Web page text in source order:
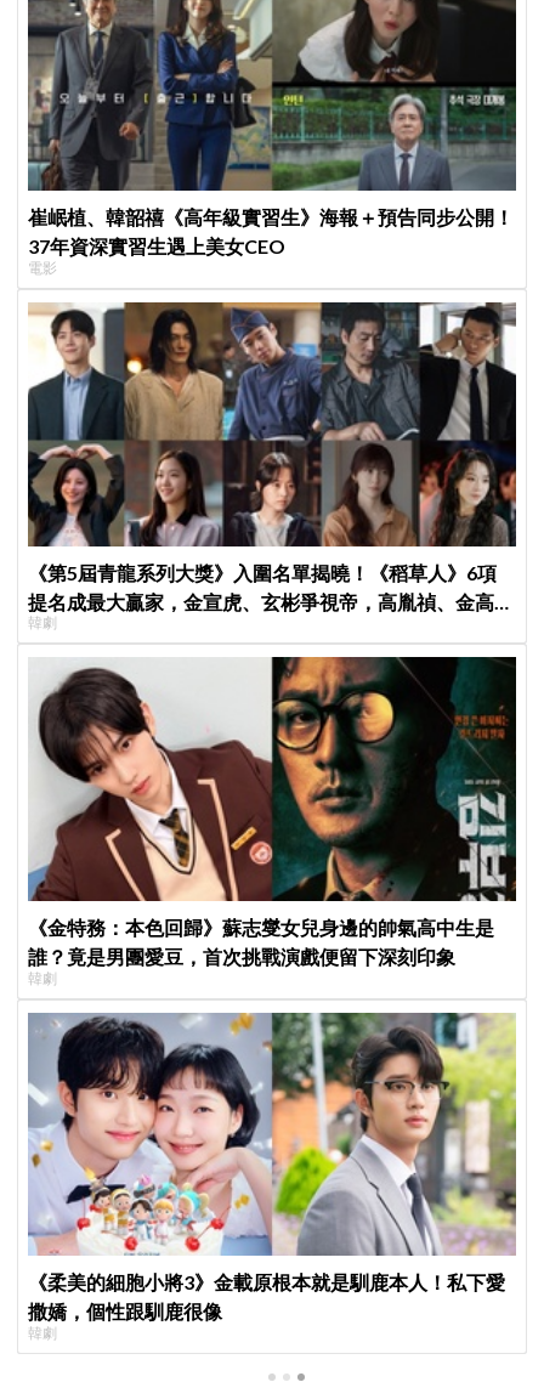
崔岷植、韓韶禧《高年級實習生》海報＋預告同步公開！
37年資深實習生遇上美女CEO
電影
《第5屆青龍系列大獎》入圍名單揭曉！《稻草人》6項
提名成最大贏家，金宣虎、玄彬爭視帝，高胤禎、金高銀
角逐視后！
韓劇
《金特務：本色回歸》蘇志燮女兒身邊的帥氣高中生是
誰？竟是男團愛豆，首次挑戰演戲便留下深刻印象
韓劇
《柔美的細胞小將3》金載原根本就是馴鹿本人！私下愛
撒嬌，個性跟馴鹿很像
韓劇